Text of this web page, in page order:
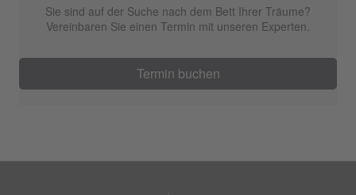
Sie sind auf der Suche nach dem Bett Ihrer Träume?
Vereinbaren Sie einen Termin mit unseren Experten.
Termin buchen